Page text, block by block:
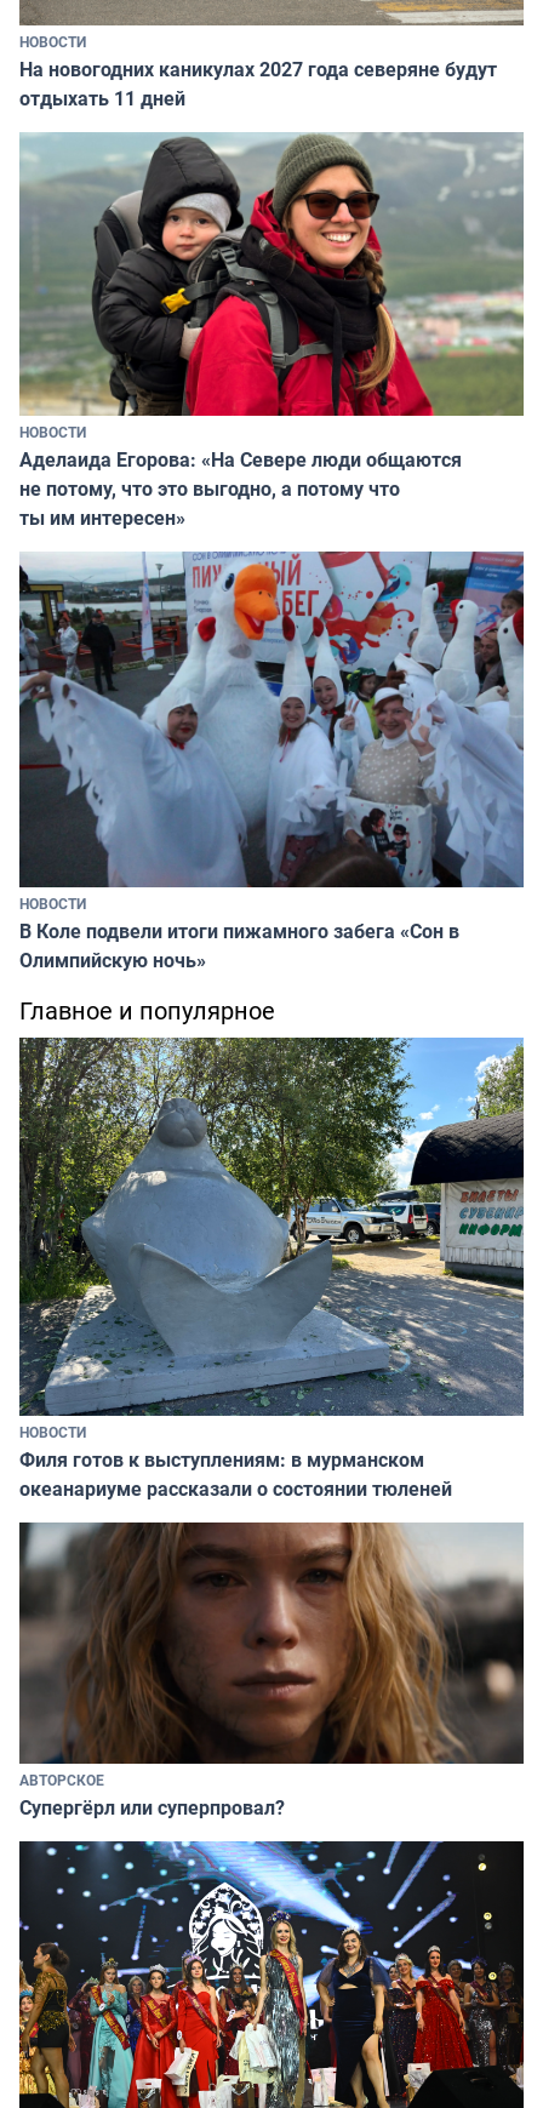
НОВОСТИ
На новогодних каникулах 2027 года северяне будут
отдыхать 11 дней
НОВОСТИ
Аделаида Егорова: «На Севере люди общаются
не потому, что это выгодно, а потому что
ты им интересен»
НОВОСТИ
В Коле подвели итоги пижамного забега «Сон в
Олимпийскую ночь»
Главное и популярное
НОВОСТИ
Филя готов к выступлениям: в мурманском
океанариуме рассказали о состоянии тюленей
АВТОРСКОЕ
Супергёрл или суперпровал?